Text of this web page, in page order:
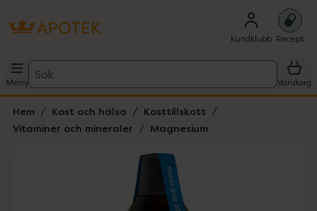
Kundklubb Recept
Meny
Sök
Varukorg
Hem Kost och hälsa
Kosttillskott
Vitaminer och mineraler
Magnesium
Lista: . Innehåller 1 objekt.